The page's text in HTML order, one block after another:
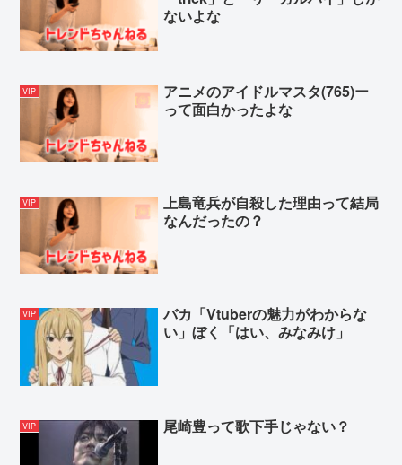
中川翔子(41)「Xはもう愚痴だらけだから開きたくな
い」
Powered by livedoor 相互RSS
ないよな
VIP
アニメのアイドルマスタ(765)ー
って面白かったよな
VIP
上島竜兵が自殺した理由って結局
なんだったの？
VIP
バカ「Vtuberの魅力がわからな
い」ぼく「はい、みなみけ」
VIP 尾崎豊って歌下手じゃない？